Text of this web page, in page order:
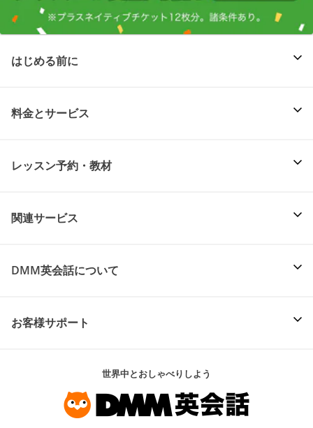
はじめる前に
料金とサービス
レッスン予約・教材
関連サービス
DMM英会話について
お客様サポート
世界中とおしゃべりしよう